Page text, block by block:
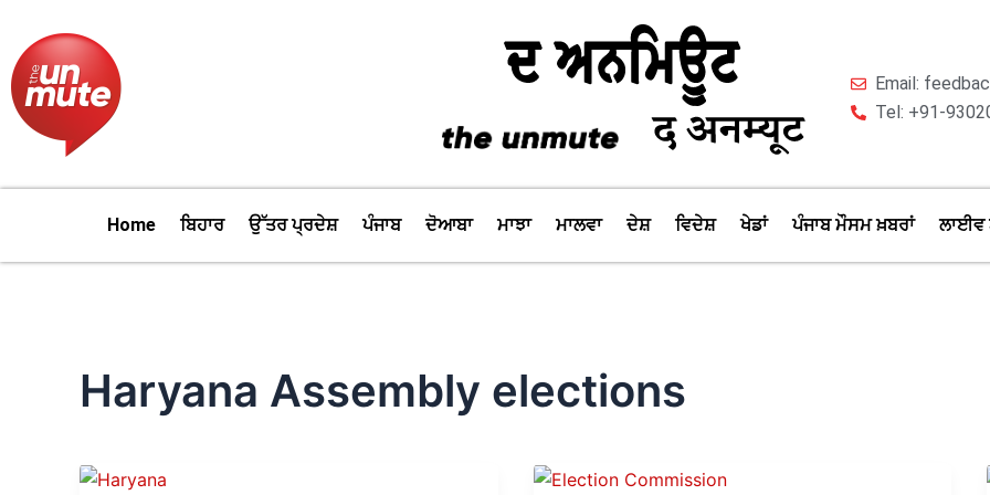
content
Email:
Tel: +91-
Home ਬਿਹਾਰ ਉੱਤਰ ਪ੍ਰਦੇਸ਼ ਪੰਜਾਬ ਦੋਆਬਾ ਮਾਝਾ ਮਾਲਵਾ ਦੇਸ਼ ਵਿਦੇਸ਼ ਖੇਡਾਂ ਪੰਜਾਬ ਮੌਸਮ ਖ਼ਬਰਾਂ ਲਾਈਵ
Haryana Assembly elections